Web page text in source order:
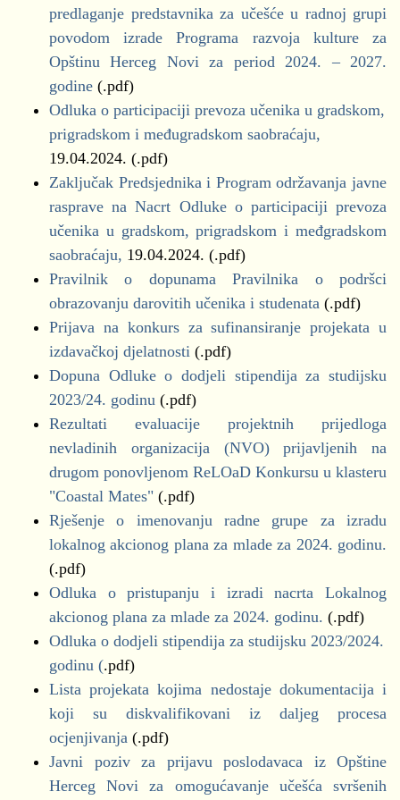
predlaganje predstavnika za učešće u radnoj grupi
povodom izrade Programa razvoja kulture za
Opštinu Herceg Novi za period 2024. – 2027.
godine (.pdf)
Odluka o participaciji prevoza učenika u gradskom,
prigradskom i međugradskom saobraćaju,
19.04.2024. (.pdf)
Zaključak Predsjednika i Program održavanja javne
rasprave na Nacrt Odluke o participaciji prevoza
učenika u gradskom, prigradskom i međgradskom
saobraćaju, 19.04.2024. (.pdf)
Pravilnik o dopunama Pravilnika o podršci
obrazovanju darovitih učenika i studenata (.pdf)
Prijava na konkurs za sufinansiranje projekata u
izdavačkoj djelatnosti (.pdf)
Dopuna Odluke o dodjeli stipendija za studijsku
2023/24. godinu (.pdf)
Rezultati evaluacije projektnih prijedloga
nevladinih organizacija (NVO) prijavljenih na
drugom ponovljenom ReLOaD Konkursu u klasteru
"Coastal Mates" (.pdf)
Rješenje o imenovanju radne grupe za izradu
lokalnog akcionog plana za mlade za 2024. godinu.
(.pdf)
Odluka o pristupanju i izradi nacrta Lokalnog
akcionog plana za mlade za 2024. godinu. (.pdf)
Odluka o dodjeli stipendija za studijsku 2023/2024.
godinu (.pdf)
Lista projekata kojima nedostaje dokumentacija i
koji su diskvalifikovani iz daljeg procesa
ocjenjivanja (.pdf)
Javni poziv za prijavu poslodavaca iz Opštine
Herceg Novi za omogućavanje učešća svršenih